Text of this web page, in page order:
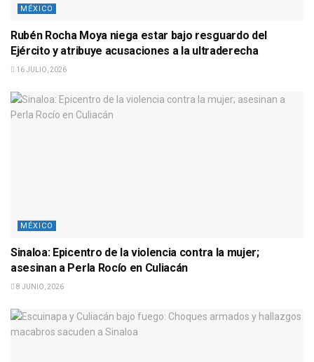
MÉXICO
Rubén Rocha Moya niega estar bajo resguardo del
Ejército y atribuye acusaciones a la ultraderecha
16 JULIO, 2026
MÉXICO
Sinaloa: Epicentro de la violencia contra la mujer;
asesinan a Perla Rocío en Culiacán
8 JUNIO, 2026